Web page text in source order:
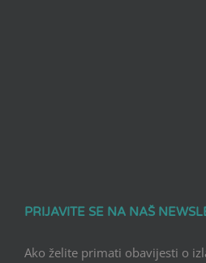
PRIJAVITE SE NA NAŠ
Ako želite primati obavijesti o